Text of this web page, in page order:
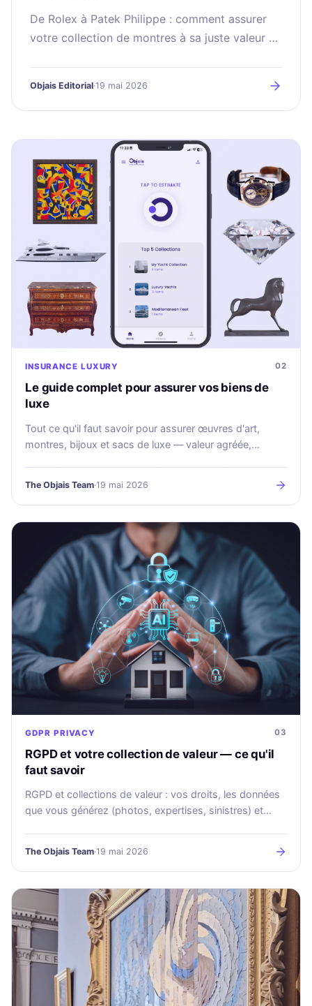
De Rolex à Patek Philippe : comment assurer
votre collection de montres à sa juste valeur de
Objais Editorial·19 mai 2026
02
INSURANCE LUXURY
Le guide complet pour assurer vos biens de
luxe
Tout ce qu'il faut savoir pour assurer œuvres d'art,
montres, bijoux et sacs de luxe — valeur agréée,
The Objais Team·19 mai 2026
03
GDPR PRIVACY
RGPD et votre collection de valeur — ce qu'il
faut savoir
RGPD et collections de valeur : vos droits, les données
que vous générez (photos, expertises, sinistres) et
The Objais Team·19 mai 2026